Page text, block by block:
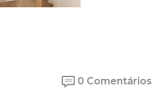
0 Comentários